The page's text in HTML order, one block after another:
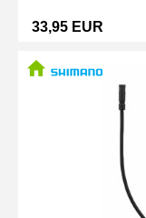
33,95 EUR